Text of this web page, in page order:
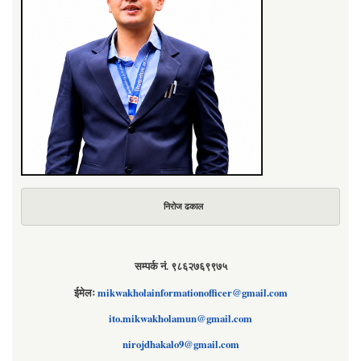
निरोज ढकाल
सम्पर्क नं. ९८६२७६९९७५
ईमेलःmikwakholainformationofficer@gmail.com
ito.mikwakholamun@gmail.com
nirojdhakalo9@gmail.com